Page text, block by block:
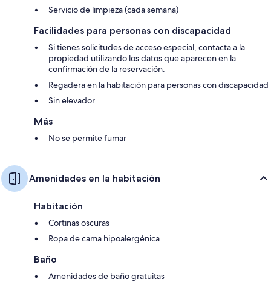
Servicio de limpieza (cada semana)
Facilidades para personas con discapacidad
Si tienes solicitudes de acceso especial, contacta a la
propiedad utilizando los datos que aparecen en la
confirmación de la reservación.
Regadera en la habitación para personas con discapacidad
Sin elevador
Más
No se permite fumar
Amenidades en la habitación
Habitación
Cortinas oscuras
Ropa de cama hipoalergénica
Baño
Amenidades de baño gratuitas